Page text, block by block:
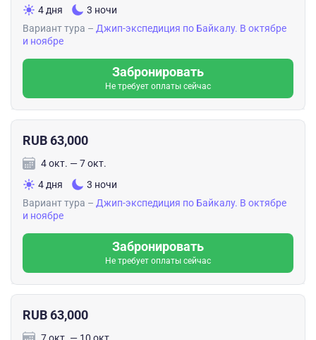
4 дня
3 ночи
Вариант тура – Джип-экспедиция по Байкалу. В октябре
и ноябре
Забронировать
Не требует оплаты сейчас
RUB 63,000
4 окт. — 7 окт.
4 дня
3 ночи
Вариант тура – Джип-экспедиция по Байкалу. В октябре
и ноябре
Забронировать
Не требует оплаты сейчас
RUB 63,000
7 окт. — 10 окт.